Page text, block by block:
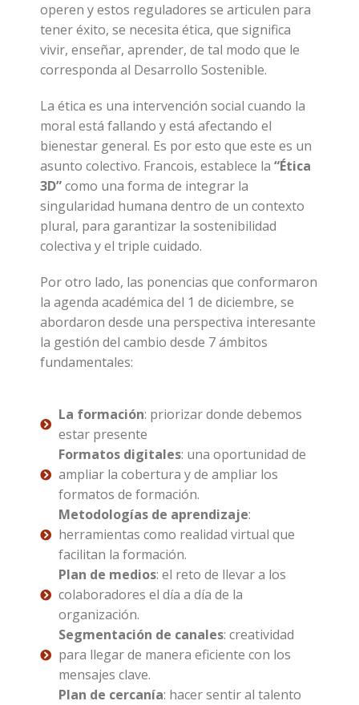
operen y estos reguladores se articulen para
tener éxito, se necesita ética, que significa
vivir, enseñar, aprender, de tal modo que le
corresponda al Desarrollo Sostenible.
La ética es una intervención social cuando la
moral está fallando y está afectando el
bienestar general. Es por esto que este es un
asunto colectivo. Francois, establece la “Ética
3D”como una forma de integrar la
singularidad humana dentro de un contexto
plural, para garantizar la sostenibilidad
colectiva y el triple cuidado.
Por otro lado, las ponencias que conformaron
la agenda académica del 1 de diciembre, se
abordaron desde una perspectiva interesante
la gestión del cambio desde 7 ámbitos
fundamentales:
La formación: priorizar donde debemos
estar presente
Formatos digitales: una oportunidad de
ampliar la cobertura y de ampliar los
formatos de formación.
Metodologías de aprendizaje:
herramientas como realidad virtual que
facilitan la formación.
Plan de medios: el reto de llevar a los
colaboradores el día a día de la
organización.
Segmentación de canales: creatividad
para llegar de manera eficiente con los
mensajes clave.
Plan de cercanía: hacer sentir al talento